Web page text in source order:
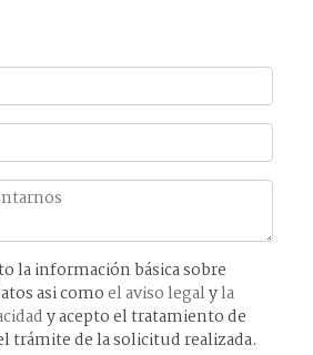
protección de datos asi comoel aviso legalyla
y acepto el tratamiento de
trámite de la solicitud realizada.